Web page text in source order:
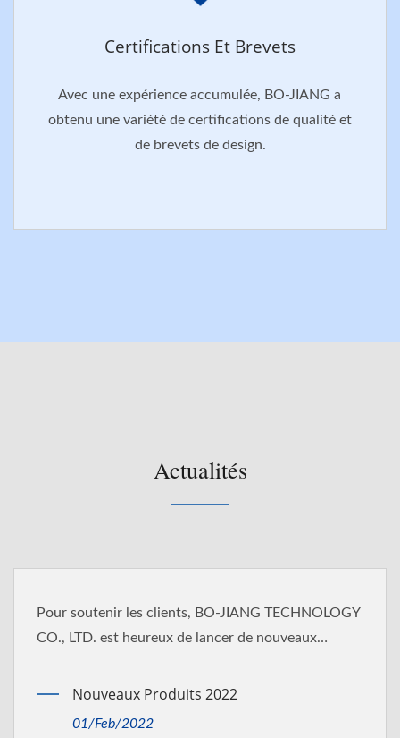
Certifications Et Brevets
Avec une expérience accumulée, BO-JIANG a
obtenu une variété de certifications de qualité et
de brevets de design.
Actualités
TECHNOLOGY
de nouveaux
BO-JIANG
certification IATF